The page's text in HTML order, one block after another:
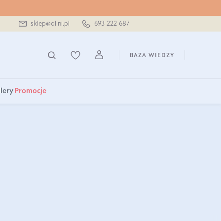
sklep@olini.pl 693 222 687
BAZA WIEDZY
Promocje